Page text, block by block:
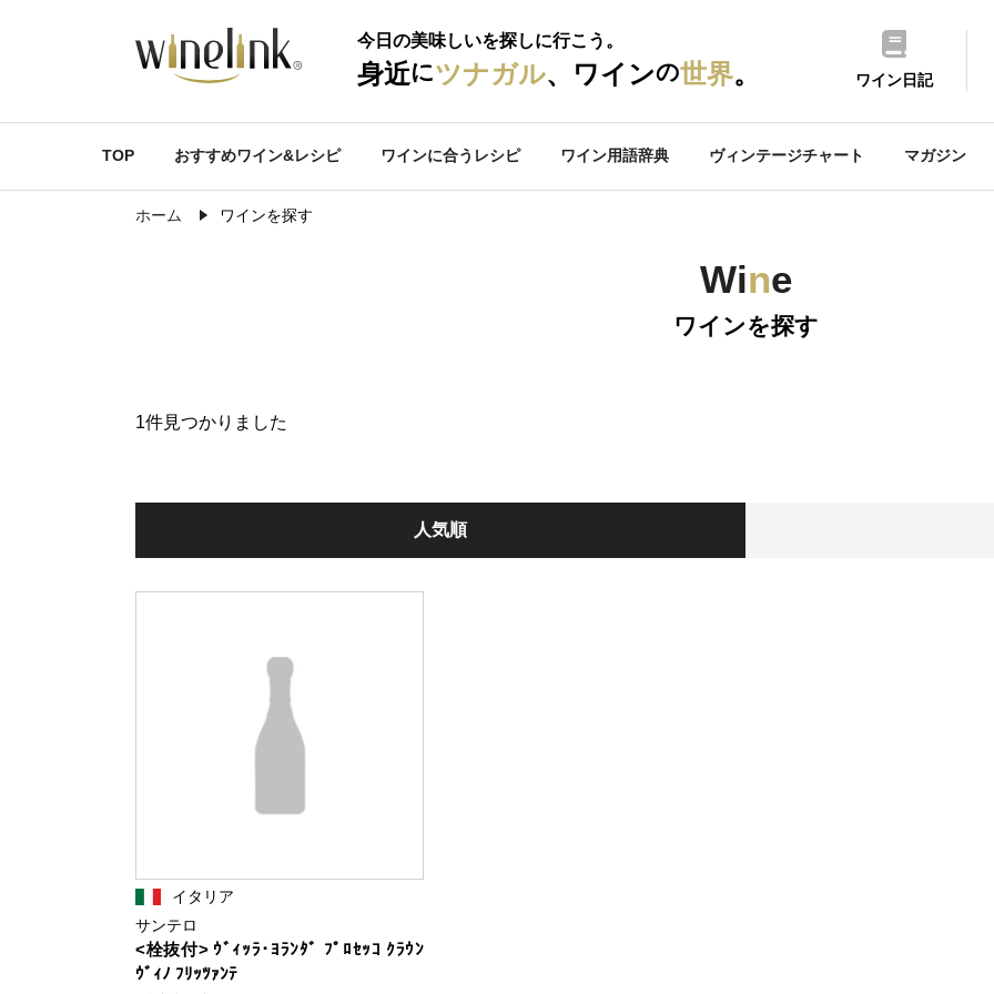
今日の美味しいを探しに行こう。
身近にツナガル、ワインの世界。 ワイン日記
TOP おすすめワイン&レシピ ワインに合うレシピ ワイン用語辞典 ヴィンテージチャート マガジン
ホーム ワインを探す
Wine
ワインを探す
1件見つかりました
人気順
イタリア
サンテロ
<栓抜付> ｳﾞｨｯﾗ･ﾖﾗﾝﾀﾞ ﾌﾟﾛｾｯｺ ｸﾗｳﾝ
ｳﾞｨﾉ ﾌﾘｯﾂｧﾝﾃ